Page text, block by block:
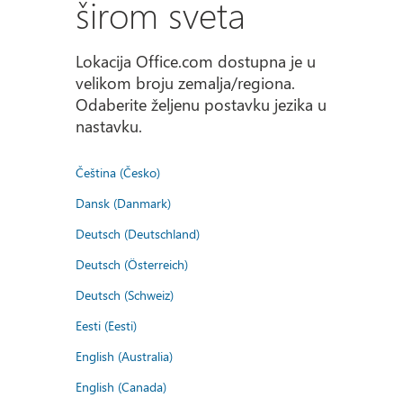
širom sveta
Lokacija Office.com dostupna je u
velikom broju zemalja/regiona.
Odaberite željenu postavku jezika u
nastavku.
Čeština (Česko)
Dansk (Danmark)
Deutsch (Deutschland)
Deutsch (Österreich)
Deutsch (Schweiz)
Eesti (Eesti)
English (Australia)
English (Canada)